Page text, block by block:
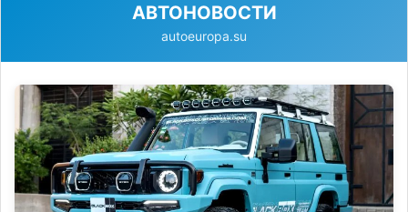
АВТОНОВОСТИ
autoeuropa.su